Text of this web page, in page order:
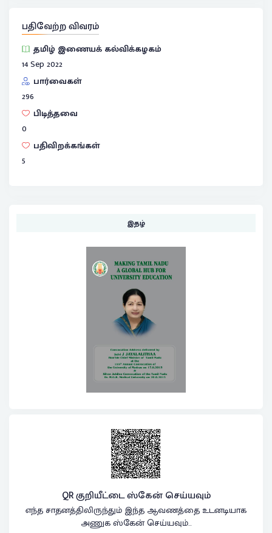
பதிவேற்ற விவரம்
தமிழ் இணையக் கல்விக்கழகம்
14 Sep 2022
பார்வைகள்
296
பிடித்தவை
0
பதிவிறக்கங்கள்
5
இதழ்
QR குறியீட்டை ஸ்கேன் செய்யவும்
எந்த சாதனத்திலிருந்தும் இந்த ஆவணத்தை உடனடியாக
அணுக ஸ்கேன் செய்யவும்..